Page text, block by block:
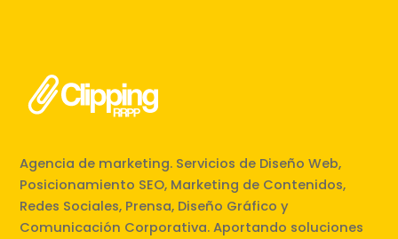
Agencia de marketing. Servicios de Diseño Web,
Posicionamiento SEO, Marketing de Contenidos,
Redes Sociales, Prensa, Diseño Gráfico y
Comunicación Corporativa. Aportando soluciones